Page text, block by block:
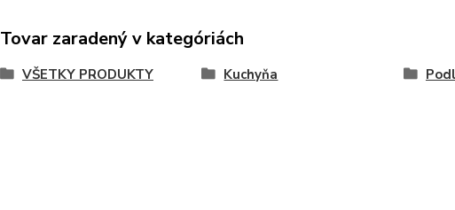
Tovar zaradený v kategóriách
VŠETKY PRODUKTY Kuchyňa